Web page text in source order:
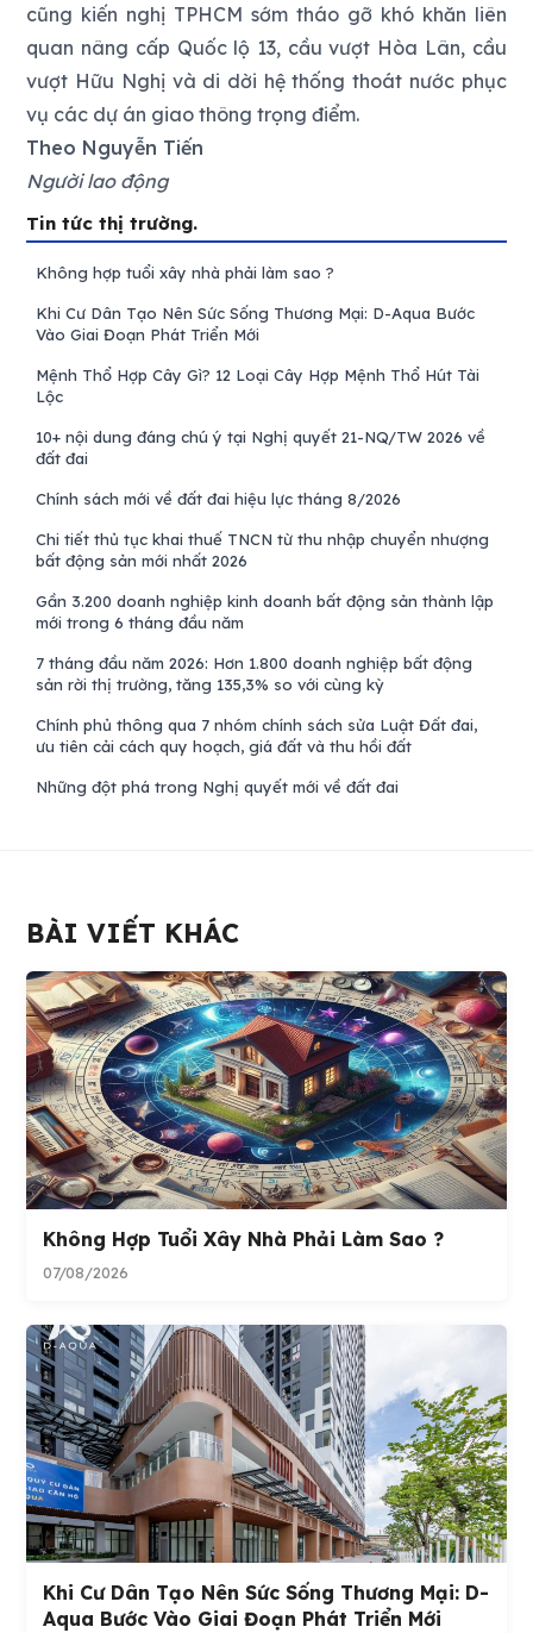
cũng kiến nghị TPHCM sớm tháo gỡ khó khăn liên
quan nâng cấp Quốc lộ 13, cầu vượt Hòa Lân, cầu
vượt Hữu Nghị và di dời hệ thống thoát nước phục
vụ các dự án giao thông trọng điểm.
Theo Nguyễn Tiến
Người lao động
Tin tức thị trường.
Không hợp tuổi xây nhà phải làm sao ?
Khi Cư Dân Tạo Nên Sức Sống Thương Mại: D-Aqua Bước
Vào Giai Đoạn Phát Triển Mới
Mệnh Thổ Hợp Cây Gì? 12 Loại Cây Hợp Mệnh Thổ Hút Tài
Lộc
10+ nội dung đáng chú ý tại Nghị quyết 21-NQ/TW 2026 về
đất đai
Chính sách mới về đất đai hiệu lực tháng 8/2026
Chi tiết thủ tục khai thuế TNCN từ thu nhập chuyển nhượng
bất động sản mới nhất 2026
Gần 3.200 doanh nghiệp kinh doanh bất động sản thành lập
mới trong 6 tháng đầu năm
7 tháng đầu năm 2026: Hơn 1.800 doanh nghiệp bất động
sản rời thị trường, tăng 135,3% so với cùng kỳ
Chính phủ thông qua 7 nhóm chính sách sửa Luật Đất đai,
ưu tiên cải cách quy hoạch, giá đất và thu hồi đất
Những đột phá trong Nghị quyết mới về đất đai
BÀI VIẾT KHÁC
Không Hợp Tuổi Xây Nhà Phải Làm Sao ?
07/08/2026
Khi Cư Dân Tạo Nên Sức Sống Thương Mại: D-
Aqua Bước Vào Giai Đoạn Phát Triển Mới